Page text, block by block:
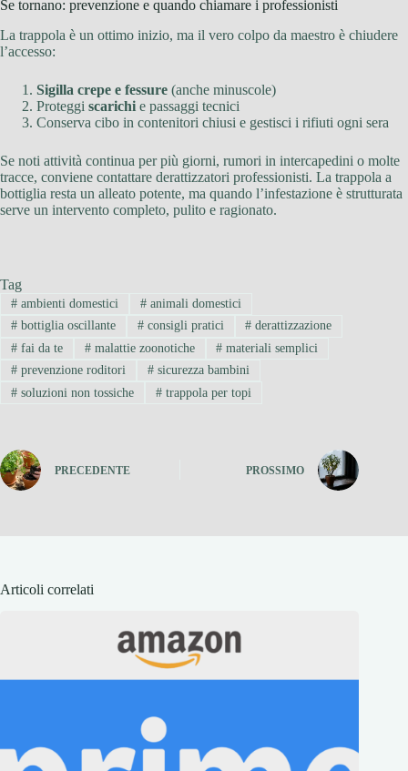
Se tornano: prevenzione e quando chiamare i professionisti
La trappola è un ottimo inizio, ma il vero colpo da maestro è chiudere
l’accesso:
Sigilla crepe e fessure (anche minuscole)
Proteggi scarichi e passaggi tecnici
Conserva cibo in contenitori chiusi e gestisci i rifiuti ogni sera
Se noti attività continua per più giorni, rumori in intercapedini o molte
tracce, conviene contattare derattizzatori professionisti. La trappola a
bottiglia resta un alleato potente, ma quando l’infestazione è strutturata
serve un intervento completo, pulito e ragionato.
Tag
#ambienti domestici #animali domestici
#bottiglia oscillante #consigli pratici # derattizzazione
#fai da te #malattie zoonotiche # materiali semplici
#prevenzione roditori #sicurezza bambini
#soluzioni non tossiche #trappola per topi
PRECEDENTE PROSSIMO
Articoli correlati